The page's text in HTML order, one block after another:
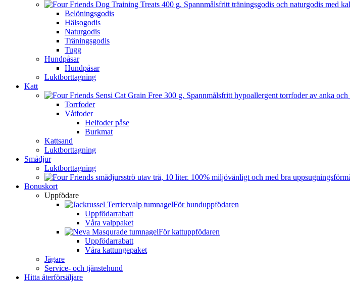
Belöningsgodis
Hälsogodis
Naturgodis
Träningsgodis
Tugg
Hundpåsar
Hundpåsar
Luktborttagning
Katt
Torrfoder
Våtfoder
Helfoder påse
Burkmat
Kattsand
Luktborttagning
Smådjur
Luktborttagning
Bonuskort
Uppfödare
För hunduppfödaren
Uppfödarrabatt
Våra valppaket
För kattuppfödaren
Uppfödarrabatt
Våra kattungepaket
Jägare
Service- och tjänstehund
Hitta återförsäljare